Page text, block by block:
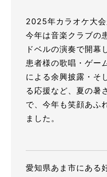
2025年カラオケ大会
今年は音楽クラブの
ドベルの演奏で開幕
患者様の歌唱・ゲー
による余興披露・そ
る応援など、夏の暑
で、今年も笑顔あふ
ました。
愛知県あま市にある